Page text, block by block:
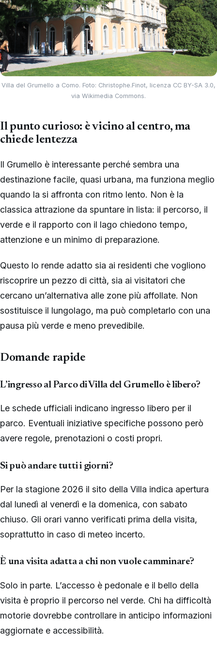
Villa del Grumello a Como. Foto: Christophe.Finot, licenza CC BY-SA 3.0,
via Wikimedia Commons.
Il punto curioso: è vicino al centro, ma
chiede lentezza
Il Grumello è interessante perché sembra una
destinazione facile, quasi urbana, ma funziona meglio
quando la si affronta con ritmo lento. Non è la
classica attrazione da spuntare in lista: il percorso, il
verde e il rapporto con il lago chiedono tempo,
attenzione e un minimo di preparazione.
Questo lo rende adatto sia ai residenti che vogliono
riscoprire un pezzo di città, sia ai visitatori che
cercano un’alternativa alle zone più affollate. Non
sostituisce il lungolago, ma può completarlo con una
pausa più verde e meno prevedibile.
Domande rapide
L’ingresso al Parco di Villa del Grumello è libero?
Le schede ufficiali indicano ingresso libero per il
parco. Eventuali iniziative specifiche possono però
avere regole, prenotazioni o costi propri.
Si può andare tutti i giorni?
Per la stagione 2026 il sito della Villa indica apertura
dal lunedì al venerdì e la domenica, con sabato
chiuso. Gli orari vanno verificati prima della visita,
soprattutto in caso di meteo incerto.
È una visita adatta a chi non vuole camminare?
Solo in parte. L’accesso è pedonale e il bello della
visita è proprio il percorso nel verde. Chi ha difficoltà
motorie dovrebbe controllare in anticipo informazioni
aggiornate e accessibilità.